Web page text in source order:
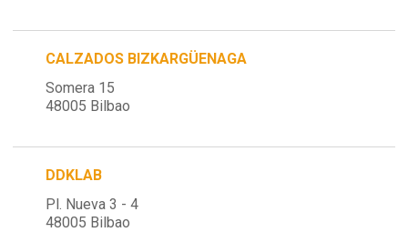
CALZADOS BIZKARGÜENAGA
Somera 15
48005 Bilbao
DDKLAB
Pl. Nueva 3 - 4
48005 Bilbao